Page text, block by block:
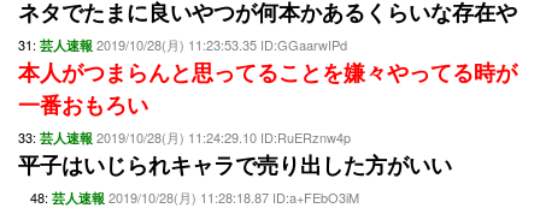
ネタでたまに良いやつが何本かあるくらいな存在や
31: 芸人速報 2019/10/28(月) 11:23:53.35 ID:GGaarwIPd
本人がつまらんと思ってることを嫌々やってる時が
一番おもろい
33: 芸人速報 2019/10/28(月) 11:24:29.10 ID:RuERznw4p
平子はいじられキャラで売り出した方がいい
48: 芸人速報 2019/10/28(月) 11:28:18.87 ID:a+FEbO3iM